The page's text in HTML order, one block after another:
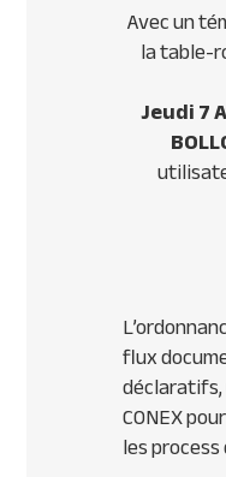
Avec un
la table-
Jeudi 7
flux
CONEX
les